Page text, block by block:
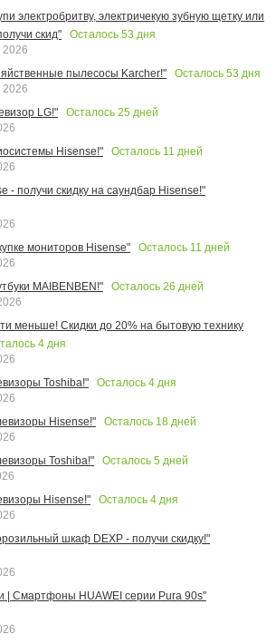
электробритву, электричекую зубную щетку или
скид"
Осталось 53 дня
пылесосы Karcher!"
Осталось 53 дня
LG!"
Осталось 25 дней
Hisense!"
Осталось 11 дней
- получи скидку на саундбар Hisense!"
мониторов Hisense"
Осталось 11 дней
MAIBENBEN!"
Осталось 26 дней
меньше! Скидки до 20% на бытовую технику
4 дня
Toshiba!"
Осталось 4 дня
Hisense!"
Осталось 18 дней
Toshiba!"
Осталось 5 дней
Hisense!"
Осталось 4 дня
шкаф DEXP - получи скидку!"
| Смартфоны HUAWEI серии Pura 90s"